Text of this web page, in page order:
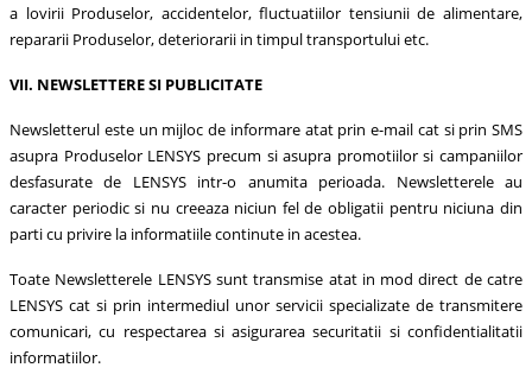
a lovirii Produselor, accidentelor, fluctuatiilor tensiunii de alimentare,
repararii Produselor, deteriorarii in timpul transportului etc.
VII. NEWSLETTERE SI PUBLICITATE
Newsletterul este un mijloc de informare atat prin e-mail cat si prin SMS
asupra Produselor LENSYS precum si asupra promotiilor si campaniilor
desfasurate de LENSYS intr-o anumita perioada. Newsletterele au
caracter periodic si nu creeaza niciun fel de obligatii pentru niciuna din
parti cu privire la informatiile continute in acestea.
Toate Newsletterele LENSYS sunt transmise atat in mod direct de catre
LENSYS cat si prin intermediul unor servicii specializate de transmitere
comunicari, cu respectarea si asigurarea securitatii si confidentialitatii
informatiilor.